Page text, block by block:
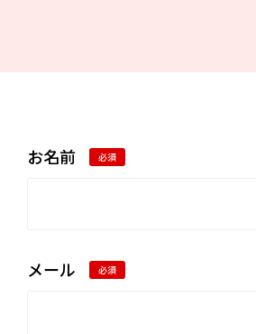
お名前 必須
メール 必須